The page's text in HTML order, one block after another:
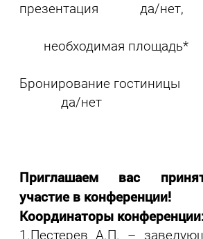
презентация да/нет,
необходимая площадь*
Бронирование
да/нет
Приглашаем вас
участие в конференции!
Координаторы
1.Пестерев А.П. –